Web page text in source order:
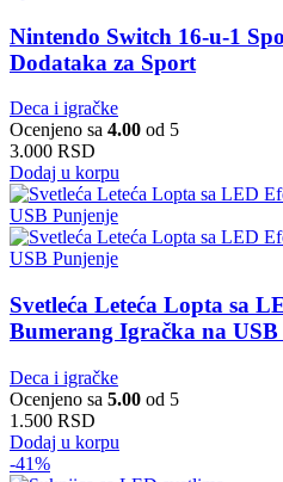
Nintendo Switch 16-u-1
Dodataka za Sport
Deca i igračke
Ocenjeno sa 4.00 od 5
3.000 RSD
Dodaj u korpu
Svetleća Leteća Lopta sa
Bumerang Igračka na
Deca i igračke
Ocenjeno sa 5.00 od 5
1.500 RSD
Dodaj u korpu
-41%